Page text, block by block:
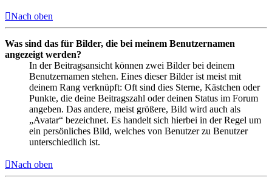
Nach oben
Was sind das für Bilder, die bei meinem Benutzernamen
angezeigt werden?
In der Beitragsansicht können zwei Bilder bei deinem
Benutzernamen stehen. Eines dieser Bilder ist meist mit
deinem Rang verknüpft: Oft sind dies Sterne, Kästchen oder
Punkte, die deine Beitragszahl oder deinen Status im Forum
angeben. Das andere, meist größere, Bild wird auch als
„Avatar“ bezeichnet. Es handelt sich hierbei in der Regel um
ein persönliches Bild, welches von Benutzer zu Benutzer
unterschiedlich ist.
Nach oben